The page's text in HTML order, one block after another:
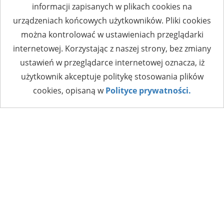
informacji zapisanych w plikach cookies na
urządzeniach końcowych użytkowników. Pliki cookies
można kontrolować w ustawieniach przeglądarki
internetowej. Korzystając z naszej strony, bez zmiany
ustawień w przeglądarce internetowej oznacza, iż
użytkownik akceptuje politykę stosowania plików
cookies, opisaną wPolityce prywatności.